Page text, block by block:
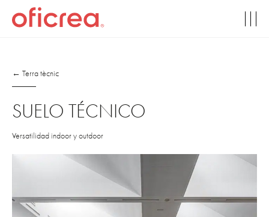
← Terra tècnic
SUELO TÉCNICO
Versatilidad indoor y outdoor